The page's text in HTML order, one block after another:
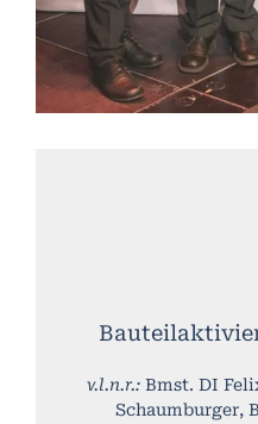
v.l.n.r.: Bmst. DI
Schaumburger,